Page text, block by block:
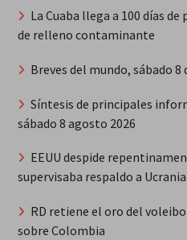
La Cuaba llega a 100 días
de relleno contaminante
Breves del mundo, sábado 8
Síntesis de principales
sábado 8 agosto 2026
EEUU despide
supervisaba respaldo a Ucrania
RD retiene el oro del
sobre Colombia